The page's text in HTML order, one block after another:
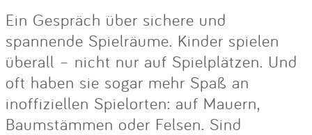
Ein Gespräch über sichere und
spannende Spielräume. Kinder spielen
überall – nicht nur auf Spielplätzen. Und
oft haben sie sogar mehr Spaß an
inoffiziellen Spielorten: auf Mauern,
Baumstämmen oder Felsen. Sind